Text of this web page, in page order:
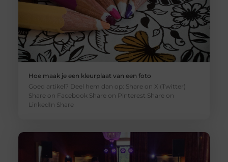
Hoe maak je een kleurplaat van een foto
Goed artikel? Deel hem dan op: Share on X (Twitter)
Share on Facebook Share on Pinterest Share on
LinkedIn Share